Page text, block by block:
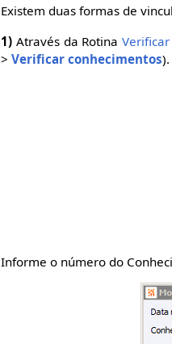
Existem duas formas de
1) Através da Rotina
>Verificar conhecimentos).
Informe o número do